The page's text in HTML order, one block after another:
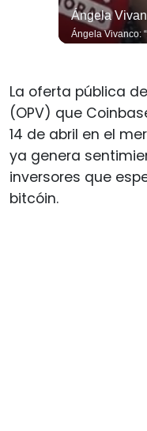
La oferta pública
(OPV) que
14 de abril en el
ya genera
inversores que
bitcóin.